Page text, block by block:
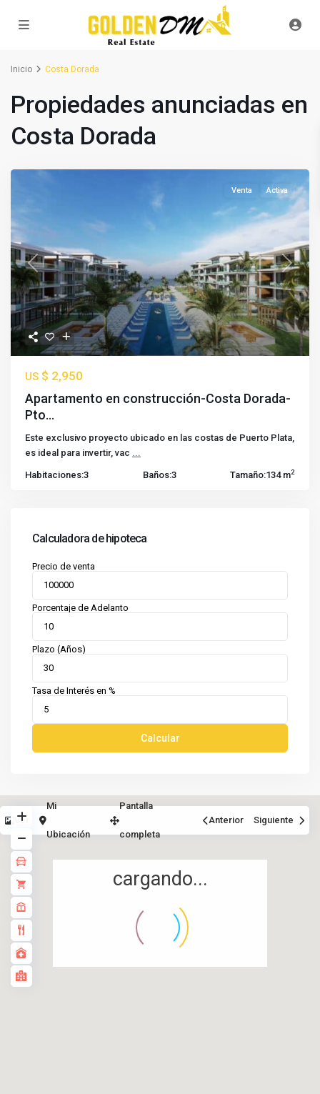
Inicio Costa Dorada
Propiedades anunciadas en
Costa Dorada
Previous Next
Venta Activa
US $ 2,950
Apartamento en construcción-Costa Dorada-
Pto...
Este exclusivo proyecto ubicado en las costas de Puerto Plata,
es ideal para invertir, vac ...
Habitaciones:3 Baños:3 Tamaño:134 m2
Calculadora de hipoteca
Precio de venta
Porcentaje de Adelanto
Plazo (Años)
Tasa de Interés en %
Calcular
cargando...
Ver
Mi
Ubicación
Pantalla
completa
Anterior Siguiente